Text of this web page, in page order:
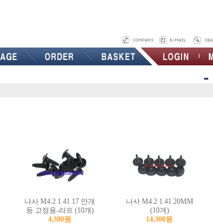
나사 M4.2 1.41 17 안개
등 고정용-라프 (10개)
4,300원
나사 M4.2 1.41 20MM
(10개)
14,300원